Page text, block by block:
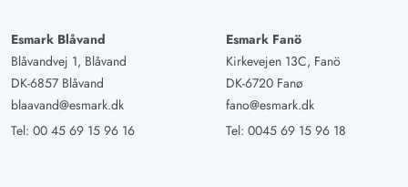
Esmark Blåvand
Blåvandvej 1, Blåvand
DK-6857 Blåvand
blaavand@esmark.dk
Tel: 00 45 69 15 96 16
Esmark Fanö
Kirkevejen 13C, Fanö
DK-6720 Fanø
fano@esmark.dk
Tel: 0045 69 15 96 18